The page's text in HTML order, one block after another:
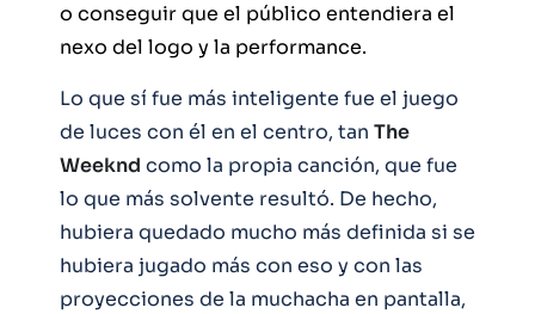
o conseguir que el público entendiera el
nexo del logo y la performance.
Lo que sí fue más inteligente fue el juego
de luces con él en el centro, tan The
Weeknd como la propia canción, que fue
lo que más solvente resultó. De hecho,
hubiera quedado mucho más definida si se
hubiera jugado más con eso y con las
proyecciones de la muchacha en pantalla,